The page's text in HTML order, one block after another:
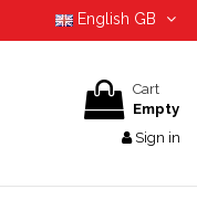
English GB
Cart
Empty
Sign in